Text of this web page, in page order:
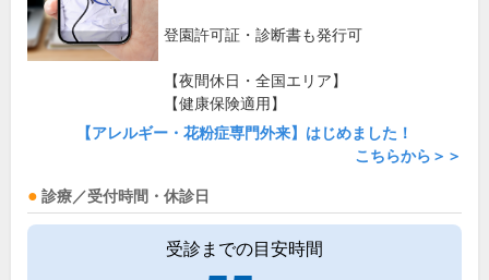
登園許可証・診断書も発行可
【夜間休日・全国エリア】
【健康保険適用】
【アレルギー・花粉症専門外来】はじめました！
こちらから＞＞
診療／受付時間・休診日
受診までの目安時間